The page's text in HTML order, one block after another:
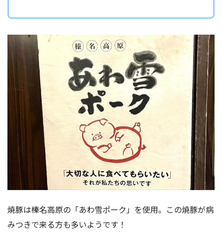
焼豚は榛名高原の「あわ雪ポーク」を使用。この焼豚が病
みつきで来る方も多いようです！